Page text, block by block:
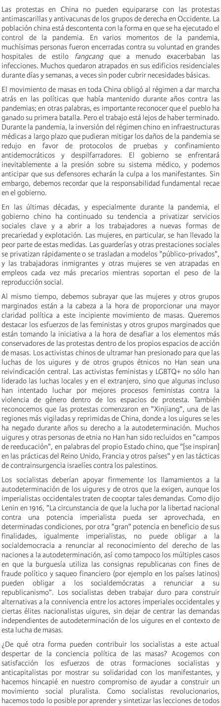
Las protestas en China no pueden equipararse con las protestas
antimascarillas y antivacunas de los grupos de derecha en Occidente. La
población china está descontenta con la forma en que se ha ejecutado el
control de la pandemia. En varios momentos de la pandemia,
muchísimas personas fueron encerradas contra su voluntad en grandes
hospitales de estilo fangcangque a menudo exacerbaban las
infecciones. Muchos quedaron atrapados en sus edificios residenciales
durante días y semanas, a veces sin poder cubrir necesidades básicas.
El movimiento de masas en toda China obligó al régimen a dar marcha
atrás en las políticas que había mantenido durante años contra las
pandemias; en otras palabras, es importante reconocer que el pueblo ha
ganado su primera batalla. Pero el trabajo está lejos de haber terminado.
Durante la pandemia, la inversión del régimen chino en infraestructuras
médicas a largo plazo que pudieran mitigar los daños de la pandemia se
redujo en favor de protocolos de pruebas y confinamiento
antidemocráticos y despilfarradores. El gobierno se enfrentará
inevitablemente a la presión sobre su sistema médico, y podemos
anticipar que sus defensores echarán la culpa a los manifestantes. Sin
embargo, debemos recordar que la responsabilidad fundamental recae
en el gobierno.
En las últimas décadas, y especialmente durante la pandemia, el
gobierno chino ha continuado su tendencia a privatizar servicios
sociales clave y a abrir a los trabajadores a nuevas formas de
precariedad y explotación. Las mujeres, en particular, se han llevado la
peor parte de estas medidas. Las guarderías y otras prestaciones sociales
se privatizan rápidamente o se trasladan a modelos "público-privados",
y las trabajadoras inmigrantes y otras mujeres se ven atrapadas en
empleos cada vez más precarios mientras soportan el peso de la
reproducción social.
Al mismo tiempo, debemos subrayar que las mujeres y otros grupos
marginados están a la cabeza a la hora de proporcionar una mayor
claridad política a este incipiente movimiento de masas. Queremos
destacar los esfuerzos de las feministas y otros grupos marginados que
están tomando la iniciativa a la hora de desafiar a los elementos más
conservadores de las protestas dentro de los propios espacios de acción
de masas. Los activistas chinos de ultramar han presionado para que las
luchas de los uigures y de otros grupos étnicos no Han sean una
reivindicación central. Las activistas feministas y LGBTQ+ no sólo han
liderado las luchas locales y en el extranjero, sino que algunas incluso
han intentado luchar por mejores procesos feministas contra la
violencia de género dentro de los espacios de protesta. También
reconocemos que las protestas comenzaron en "Xinjiang", una de las
regiones más vigiladas y reprimidas de China, donde a los uigures se les
ha negado durante años su derecho a la autodeterminación. Muchos
uigures y otras personas de etnia no Han han sido recluidos en "campos
de reeducación", en palabras del propio Estado chino, que "[se inspiran]
en las prácticas del Reino Unido, Francia y otros países" y en las tácticas
de contrainsurgencia israelíes contra los palestinos.
Los socialistas deberían apoyar firmemente los llamamientos a la
autodeterminación de los uigures y de otros que la exigen, aunque los
imperialistas occidentales traten de cooptar tales demandas. Como dijo
Lenin en 1916, "La circunstancia de que la lucha por la libertad nacional
contra una potencia imperialista pueda ser aprovechada, en
determinadas condiciones, por otra "gran" potencia en beneficio de sus
finalidades, igualmente imperialistas, no puede obligar a la
socialdemocracia a renunciar al reconocimiento del derecho de las
naciones a la autodeterminación, así como tampoco los múltiples casos
en que la burguesía utiliza las consignas republicanas con fines de
fraude político y saqueo financiero (por ejemplo en los países latinos)
pueden obligar a los socialdemócratas a renunciar a su
republicanismo”. Los socialistas deben trabajar duro para construir
alternativas a la connivencia entre los actores imperiales occidentales y
ciertas élites nacionalistas uigures, sin dejar de centrar las demandas
independientes de autodeterminación de los uigures en el contexto de
esta lucha de masas.
¿De qué otra forma pueden contribuir los socialistas a este actual
despertar de la conciencia política de las masas? Acogemos con
satisfacción los esfuerzos de otras formaciones socialistas y
anticapitalistas por mostrar su solidaridad con los manifestantes, y
hacemos hincapié en nuestro compromiso de ayudar a construir un
movimiento social pluralista. Como socialistas revolucionarios,
hacemos todo lo posible por aprender y sintetizar las lecciones de todos